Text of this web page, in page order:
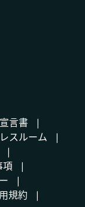
言書
スルーム
項
規約